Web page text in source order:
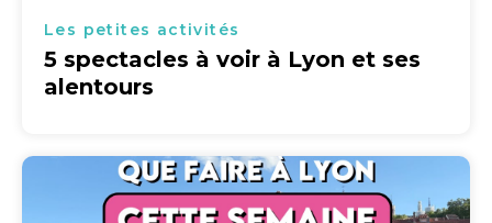
Les petites activités
5 spectacles à voir à Lyon et ses
alentours